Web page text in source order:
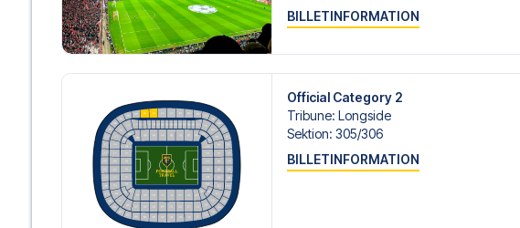
BILLETINFORMATION
Official Category 2
Tribune: Longside
Sektion: 305/​306
BILLETINFORMATION